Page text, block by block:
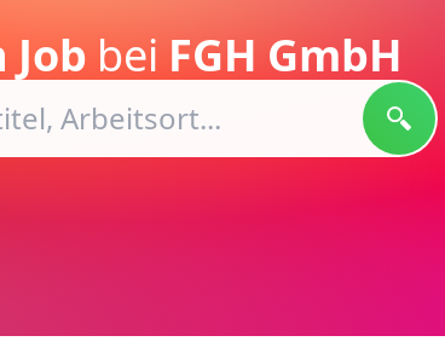
bei FGH GmbH